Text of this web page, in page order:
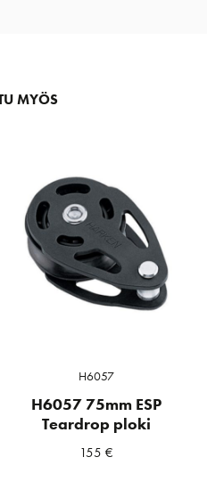
MYÖS
H6057
H6057 75mm ESP
Teardrop ploki
155 €